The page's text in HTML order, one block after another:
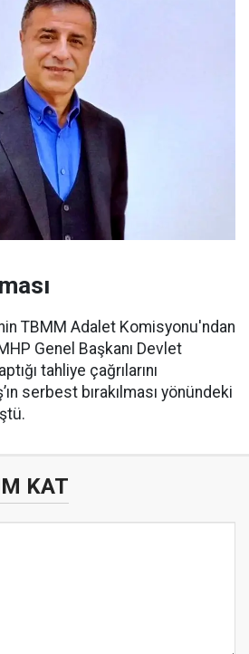
TBMM Adalet Komisyonu'ndan
Genel Başkanı Devlet
tahliye çağrılarını
serbest bırakılması yönündeki
KAT